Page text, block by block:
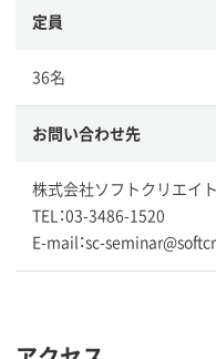
定員
36名
お問い合わせ先
株式会社ソフトクリエイ
TEL：03-3486-1520
E-mail：sc-